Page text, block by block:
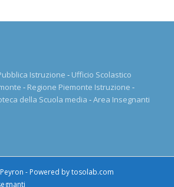
Istruzione - Ufficio Scolastico
- Regione Piemonte Istruzione -
della Scuola media -Area Insegnanti
- Powered bytosolab.com